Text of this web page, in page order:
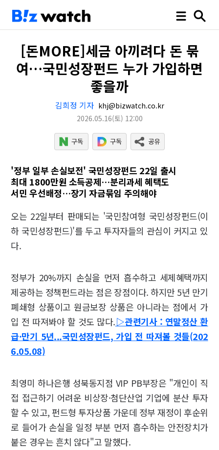
[돈MORE]세금 아끼려다 돈 묶
여…국민성장펀드 누가 가입하면
좋을까
김희정 기자 khj@bizwatch.co.kr
2026.05.16(토) 12:00
'정부 일부 손실보전' 국민성장펀드 22일 출시
최대 1800만원 소득공제…분리과세 혜택도
서민 우선배정…장기 자금묶임 주의해야
오는 22일부터 판매되는 '국민참여형 국민성장펀드(이
하 국민성장펀드)'를 두고 투자자들의 관심이 커지고 있
다.
정부가 20%까지 손실을 먼저 흡수하고 세제혜택까지
제공하는 정책펀드라는 점은 장점이다. 하지만 5년 만기
폐쇄형 상품이고 원금보장 상품은 아니라는 점에서 가
입 전 따져봐야 할 것도 많다.▷관련기사 : 연말정산 환
급·만기 5년...국민성장펀드, 가입 전 따져볼 것들(202
6.05.08)
최영미 하나은행 성북동지점 VIP PB부장은 "개인이 직
접 접근하기 어려운 비상장·첨단산업 기업에 분산 투자
할 수 있고, 펀드형 투자상품 가운데 정부 재정이 후순위
로 들어가 손실을 일정 부분 먼저 흡수하는 안전장치가
붙은 경우는 흔치 않다"고 말했다.